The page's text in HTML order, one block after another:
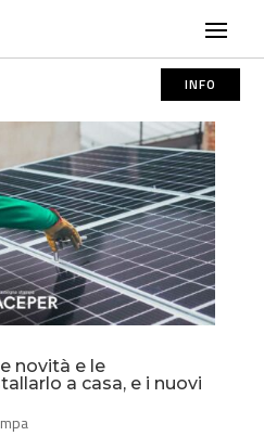
INFO
novità e le
a casa, e i nuovi